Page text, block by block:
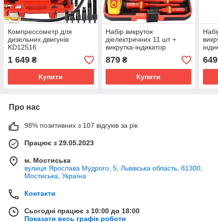
Компрессометр для
дизельних двигунів
KD12516
1 649 ₴
Купити
Набір викруток
діелектричних 11 шт +
викрутка-індикатор
KD5972
879₴
Купити
649
Про нас
98% позитивних з 107 відгуків за рік
Працює з 29.05.2023
м. Мостиська
вулиця Ярослава Мудрого, 5, Львівська область, 81300,
Мостиська, Україна
Контакти
Сьогодні працює з 10:00 до 18:00
Показати весь графік роботи